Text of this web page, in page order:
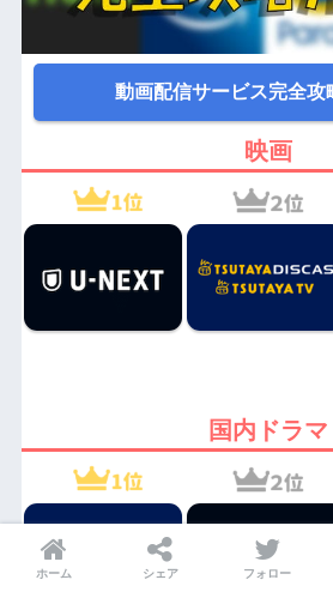
動画配信サービス完全攻
映画
国内ドラマ
ホーム シェア フォロー